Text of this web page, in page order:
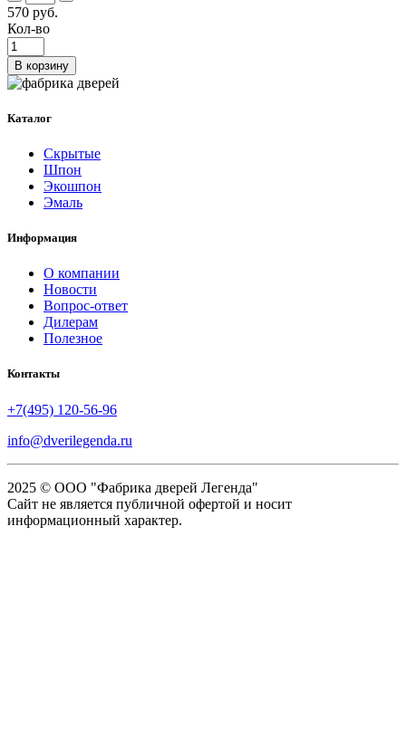
570 руб.
Кол-во
В корзину
Каталог
Скрытые
Шпон
Экошпон
Эмаль
Информация
О компании
Новости
Вопрос-ответ
Дилерам
Полезное
Контакты
+7(495) 120-56-96
info@dverilegenda.ru
2025 © ООО "Фабрика дверей Легенда"
Сайт не является публичной офертой и носит
информационный характер.